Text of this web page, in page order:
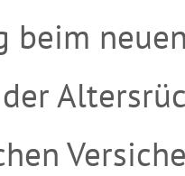
beim